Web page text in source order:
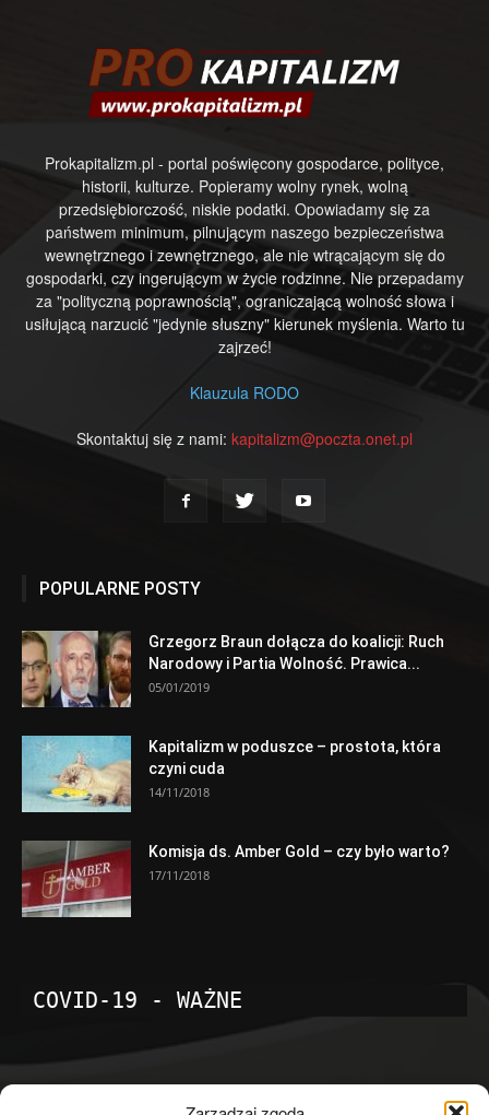
Prokapitalizm.pl - portal poświęcony gospodarce, polityce,
historii, kulturze. Popieramy wolny rynek, wolną
przedsiębiorczość, niskie podatki. Opowiadamy się za
państwem minimum, pilnującym naszego bezpieczeństwa
wewnętrznego i zewnętrznego, ale nie wtrącającym się do
gospodarki, czy ingerującym w życie rodzinne. Nie przepadamy
za "polityczną poprawnością", ograniczającą wolność słowa i
usiłującą narzucić "jedynie słuszny" kierunek myślenia. Warto tu
zajrzeć!
Klauzula RODO
Skontaktuj się z nami: kapitalizm@poczta.onet.pl
POPULARNE POSTY
Grzegorz Braun dołącza do koalicji: Ruch
Narodowy i Partia Wolność. Prawica...
05/01/2019
Kapitalizm w poduszce – prostota, która
czyni cuda
14/11/2018
Komisja ds. Amber Gold – czy było warto?
17/11/2018
COVID-19 - WAŻNE